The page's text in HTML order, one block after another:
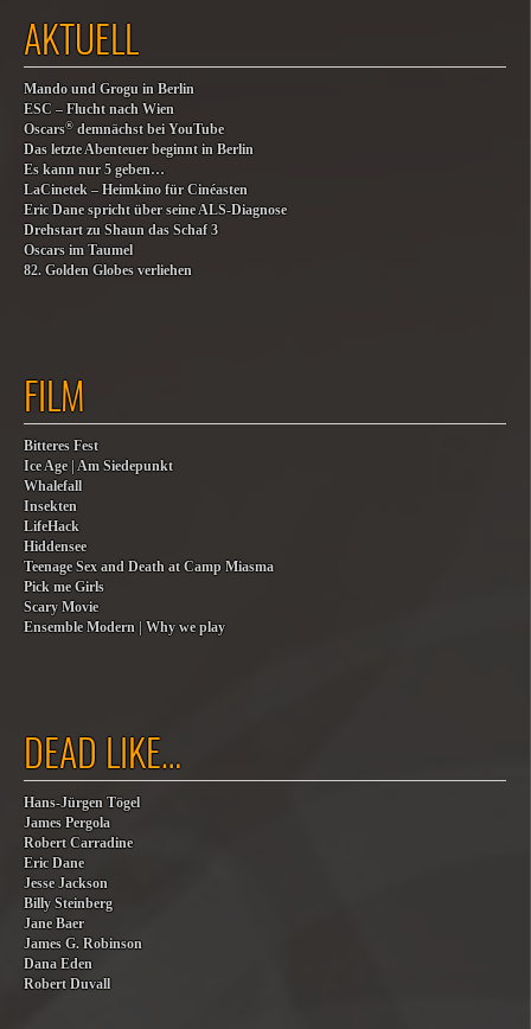
AKTUELL
Mando und Grogu in Berlin
ESC – Flucht nach Wien
Oscars® demnächst bei YouTube
Das letzte Abenteuer beginnt in Berlin
Es kann nur 5 geben…
LaCinetek – Heimkino für Cinéasten
Eric Dane spricht über seine ALS-Diagnose
Drehstart zu Shaun das Schaf 3
Oscars im Taumel
82. Golden Globes verliehen
FILM
Bitteres Fest
Ice Age | Am Siedepunkt
Whalefall
Insekten
LifeHack
Hiddensee
Teenage Sex and Death at Camp Miasma
Pick me Girls
Scary Movie
Ensemble Modern | Why we play
DEAD LIKE…
Hans-Jürgen Tögel
James Pergola
Robert Carradine
Eric Dane
Jesse Jackson
Billy Steinberg
Jane Baer
James G. Robinson
Dana Eden
Robert Duvall